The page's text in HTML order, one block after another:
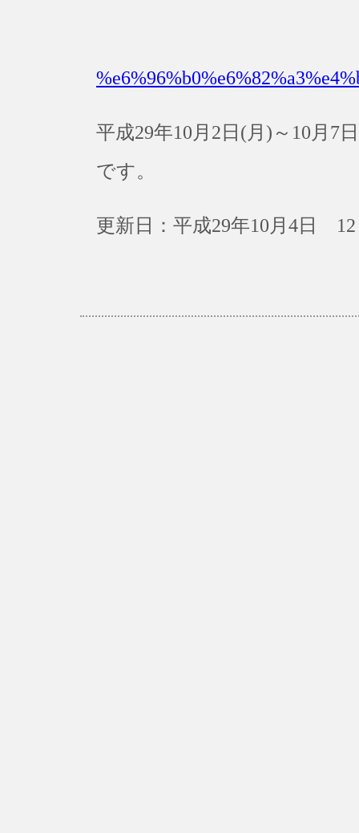
平成29年10月2日(月)～10月7
です。
更新日：平成29年10月4日 12